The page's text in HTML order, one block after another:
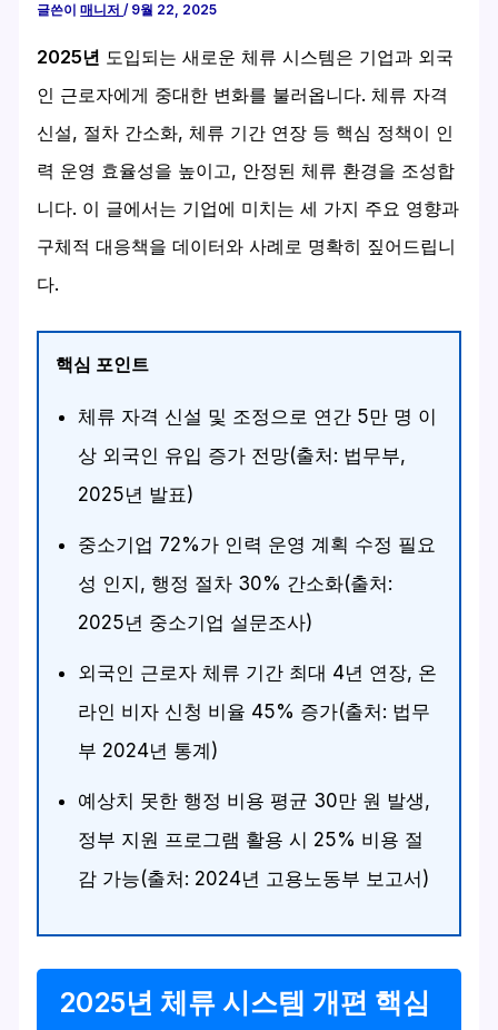
글쓴이매니저/ 9월 22, 2025
2025년 도입되는 새로운 체류 시스템은 기업과 외국
인 근로자에게 중대한 변화를 불러옵니다. 체류 자격
신설, 절차 간소화, 체류 기간 연장 등 핵심 정책이 인
력 운영 효율성을 높이고, 안정된 체류 환경을 조성합
니다. 이 글에서는 기업에 미치는 세 가지 주요 영향과
구체적 대응책을 데이터와 사례로 명확히 짚어드립니
다.
핵심 포인트
체류 자격 신설 및 조정으로 연간 5만 명 이
상 외국인 유입 증가 전망(출처: 법무부,
2025년 발표)
중소기업 72%가 인력 운영 계획 수정 필요
성 인지, 행정 절차 30% 간소화(출처:
2025년 중소기업 설문조사)
외국인 근로자 체류 기간 최대 4년 연장, 온
라인 비자 신청 비율 45% 증가(출처: 법무
부 2024년 통계)
예상치 못한 행정 비용 평균 30만 원 발생,
정부 지원 프로그램 활용 시 25% 비용 절
감 가능(출처: 2024년 고용노동부 보고서)
2025년 체류 시스템 개편 핵심